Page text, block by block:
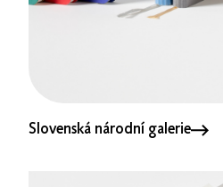
Slovenská národní galerie